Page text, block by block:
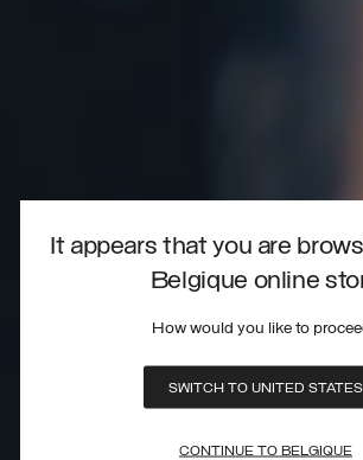
It appears that you are
Belgique online
How would you like to
SWITCH TO UNITED STATES
CONTINUE TO BELGIQUE